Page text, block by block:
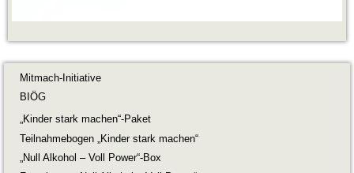
Mitmach-Initiative
BIÖG
„Kinder stark machen“-Paket
Teilnahmebogen „Kinder stark machen“
„Null Alkohol – Voll Power“-Box